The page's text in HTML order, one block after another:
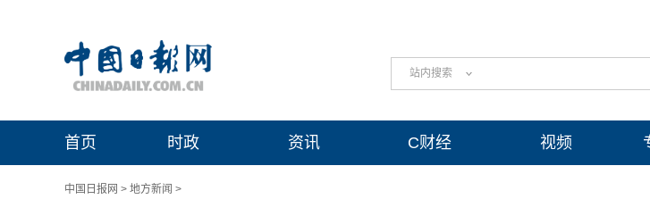
站内搜索
首页 时政 资讯 C财经 视频
中国日报网 > 地方新闻 >